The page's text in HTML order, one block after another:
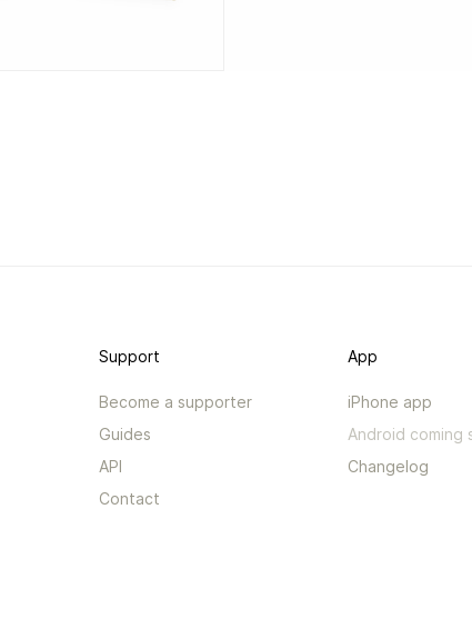
Support
Become a supporter
Guides
API
Contact
App
iPhone app
Android coming
Changelog